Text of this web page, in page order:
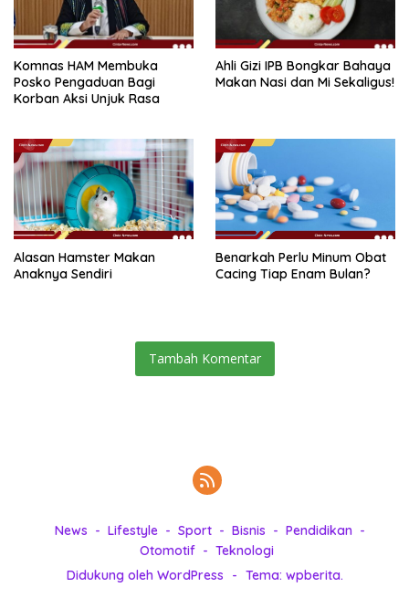
Komnas HAM Membuka
Posko Pengaduan Bagi
Korban Aksi Unjuk Rasa
Ahli Gizi IPB Bongkar Bahaya
Makan Nasi dan Mi Sekaligus!
Alasan Hamster Makan
Anaknya Sendiri
Benarkah Perlu Minum Obat
Cacing Tiap Enam Bulan?
Tambah Komentar
News Lifestyle Sport Bisnis
Pendidikan
Otomotif
Teknologi
Didukung oleh WordPress
- Tema: wpberita.